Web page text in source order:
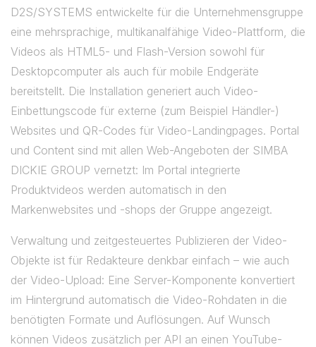
D2S/SYSTEMS entwickelte für die Unternehmensgruppe
eine mehrsprachige, multikanalfähige Video-Plattform, die
Videos als HTML5- und Flash-Version sowohl für
Desktopcomputer als auch für mobile Endgeräte
bereitstellt. Die Installation generiert auch Video-
Einbettungscode für externe (zum Beispiel Händler-)
Websites und QR-Codes für Video-Landingpages. Portal
und Content sind mit allen Web-Angeboten der SIMBA
DICKIE GROUP vernetzt: Im Portal integrierte
Produktvideos werden automatisch in den
Markenwebsites und -shops der Gruppe angezeigt.
Verwaltung und zeitgesteuertes Publizieren der Video-
Objekte ist für Redakteure denkbar einfach – wie auch
der Video-Upload: Eine Server-Komponente konvertiert
im Hintergrund automatisch die Video-Rohdaten in die
benötigten Formate und Auflösungen. Auf Wunsch
können Videos zusätzlich per API an einen YouTube-